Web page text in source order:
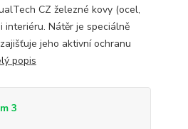
CZ železné kovy (ocel,
interiéru. Nátěr je speciálně
jeho aktivní ochranu
popis
3